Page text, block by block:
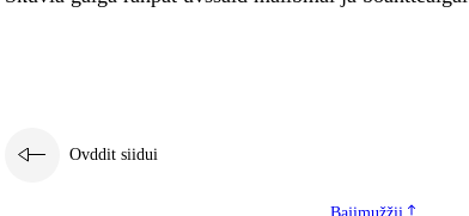
Ovddit siidui